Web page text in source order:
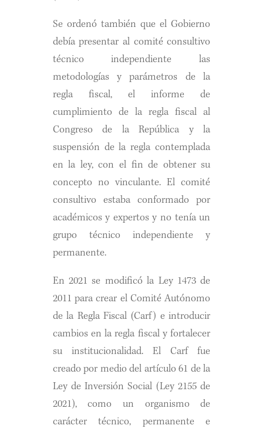
Se ordenó también que el Gobierno
debía presentar al comité consultivo
técnico independiente las
metodologías y parámetros de la
regla fiscal, el informe de
cumplimiento de la regla fiscal al
Congreso de la República y la
suspensión de la regla contemplada
en la ley, con el fin de obtener su
concepto no vinculante. El comité
consultivo estaba conformado por
académicos y expertos y no tenía un
grupo técnico independiente y
permanente.
En 2021 se modificó la Ley 1473 de
2011 para crear el Comité Autónomo
de la Regla Fiscal (Carf) e introducir
cambios en la regla fiscal y fortalecer
su institucionalidad. El Carf fue
creado por medio del artículo 61 de la
Ley de Inversión Social (Ley 2155 de
2021), como un organismo de
carácter técnico, permanente e